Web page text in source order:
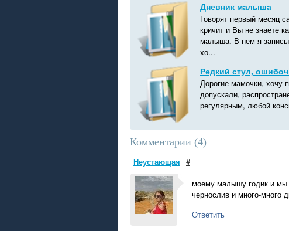
Дневник малыша
Говорят первый месяц
кричит и Вы не знаете
малыша. В нем я
хо...
Редкий стул,
Дорогие мамочки, хочу
допускали,
регулярным, любой
Комментарии (4)
Неустающая #
моему малышу годик и мы
чернослив и много-много
Ответить